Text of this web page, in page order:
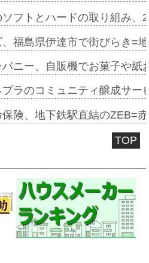
フトとハードの取り組み
福島県伊達市で街びらき=
ニー、自販機でお菓子や
プラのコミュニティ醸成サ
険、地下鉄駅直結のZEB=
TOP